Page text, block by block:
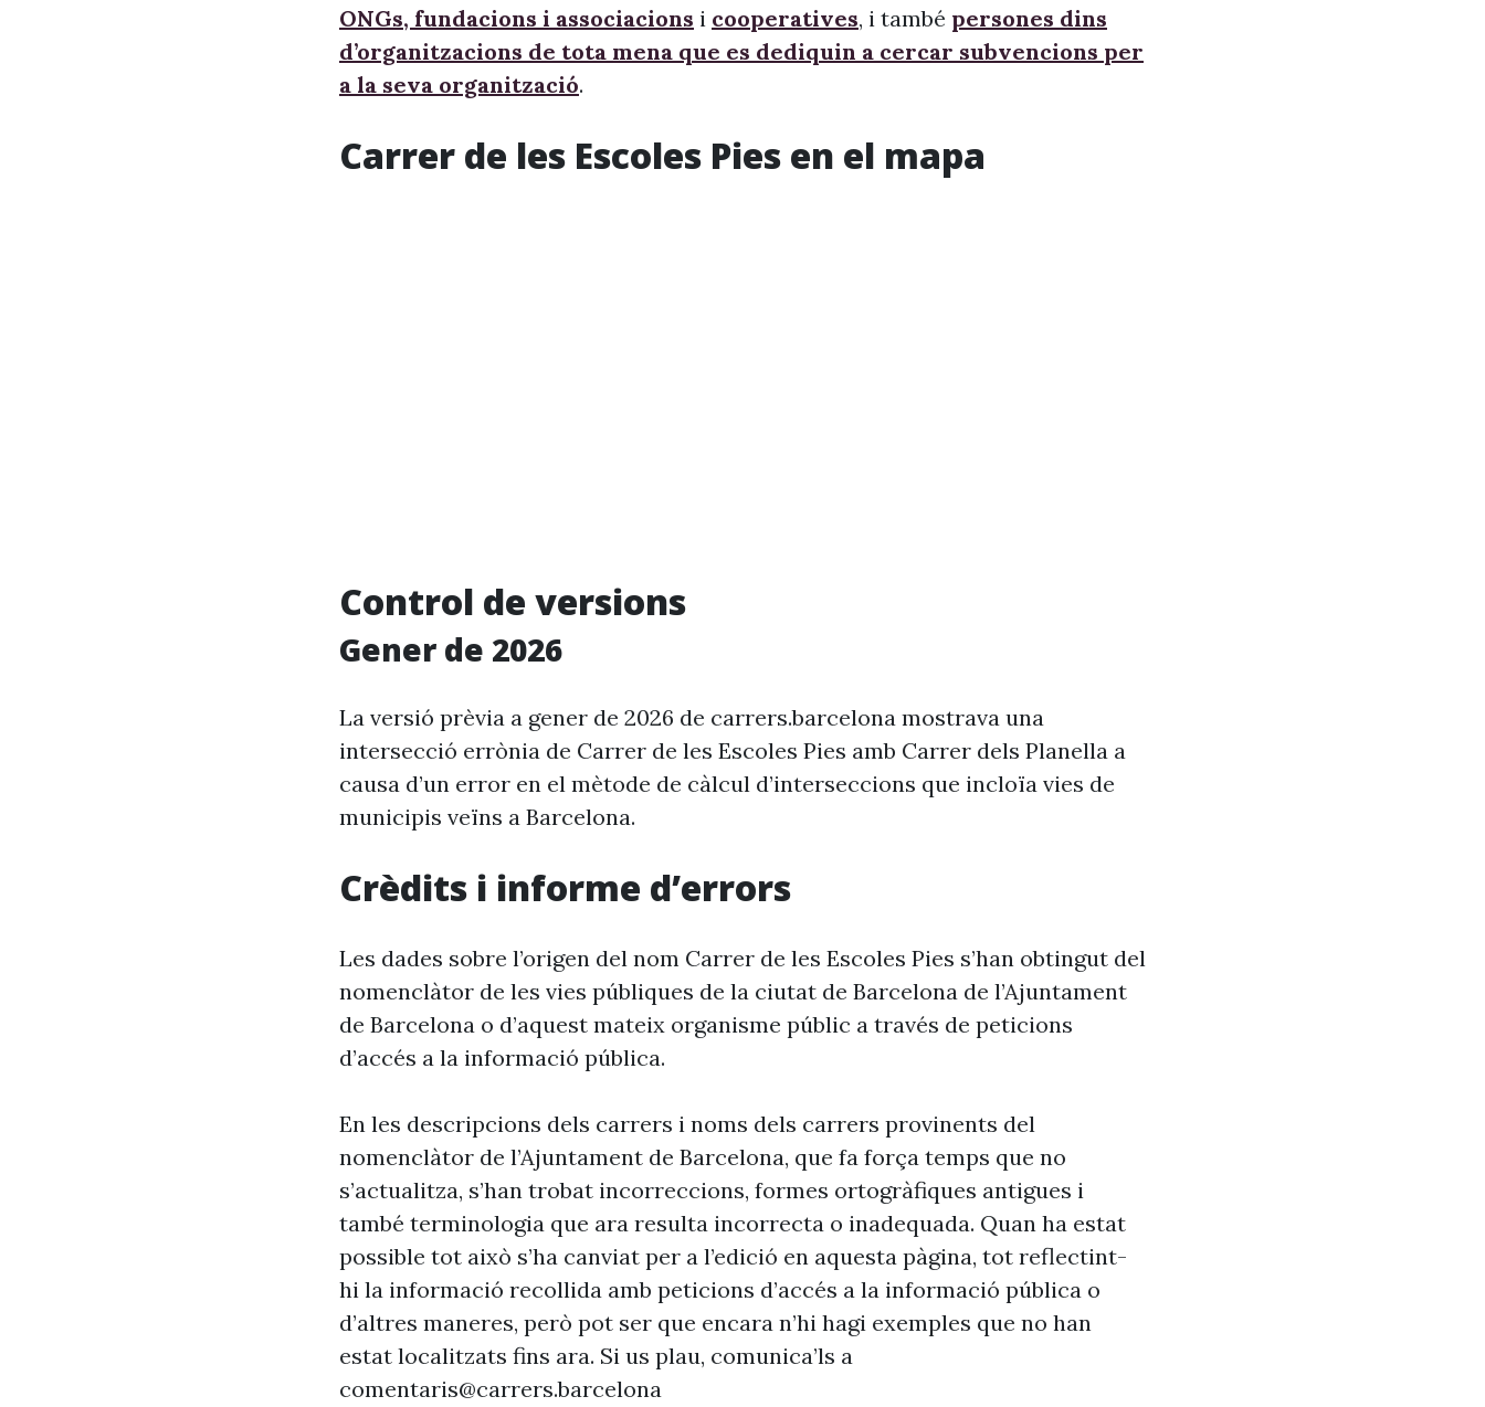
ONGs, fundacions i associacions i cooperatives, i també persones dins
d’organitzacions de tota mena que es dediquin a cercar subvencions per
a la seva organització.
Carrer de les Escoles Pies en el mapa
Control de versions
Gener de 2026
La versió prèvia a gener de 2026 de carrers.barcelona mostrava una
intersecció errònia de Carrer de les Escoles Pies amb Carrer dels Planella a
causa d’un error en el mètode de càlcul d’interseccions que incloïa vies de
municipis veïns a Barcelona.
Crèdits i informe d’errors
Les dades sobre l’origen del nom Carrer de les Escoles Pies s’han obtingut del
nomenclàtor de les vies públiques de la ciutat de Barcelona de l’Ajuntament
de Barcelona o d’aquest mateix organisme públic a través de peticions
d’accés a la informació pública.
En les descripcions dels carrers i noms dels carrers provinents del
nomenclàtor de l’Ajuntament de Barcelona, que fa força temps que no
s’actualitza, s’han trobat incorreccions, formes ortogràfiques antigues i
també terminologia que ara resulta incorrecta o inadequada. Quan ha estat
possible tot això s’ha canviat per a l’edició en aquesta pàgina, tot reflectint-
hi la informació recollida amb peticions d’accés a la informació pública o
d’altres maneres, però pot ser que encara n’hi hagi exemples que no han
estat localitzats fins ara. Si us plau, comunica’ls a
comentaris@carrers.barcelona